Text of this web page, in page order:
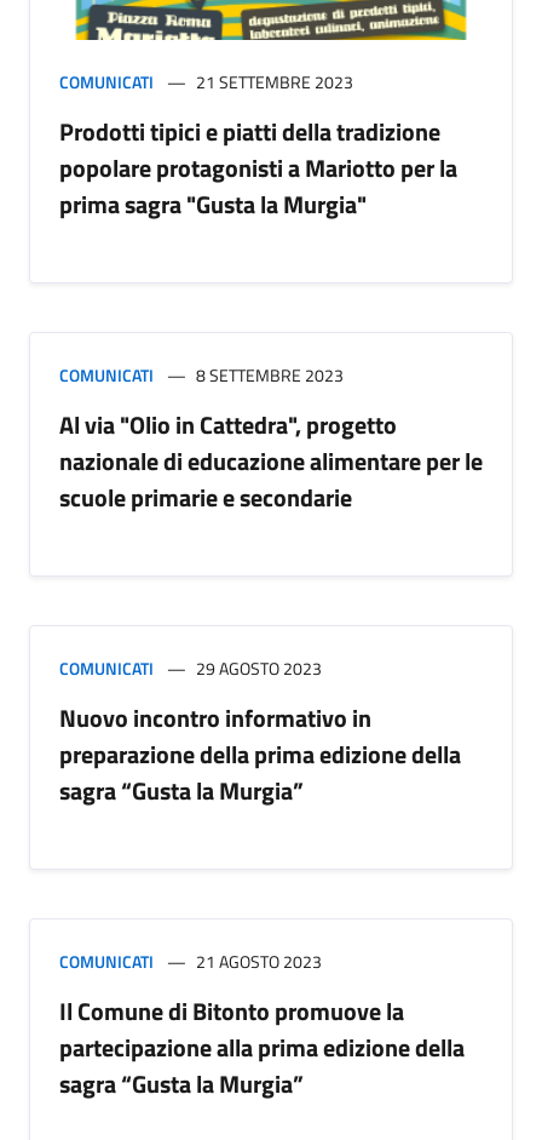
COMUNICATI 21 SETTEMBRE 2023
Prodotti tipici e piatti della tradizione
popolare protagonisti a Mariotto per la
prima sagra "Gusta la Murgia"
COMUNICATI 8 SETTEMBRE 2023
Al via "Olio in Cattedra", progetto
nazionale di educazione alimentare per le
scuole primarie e secondarie
COMUNICATI 29 AGOSTO 2023
Nuovo incontro informativo in
preparazione della prima edizione della
sagra “Gusta la Murgia”
COMUNICATI 21 AGOSTO 2023
Il Comune di Bitonto promuove la
partecipazione alla prima edizione della
sagra “Gusta la Murgia”